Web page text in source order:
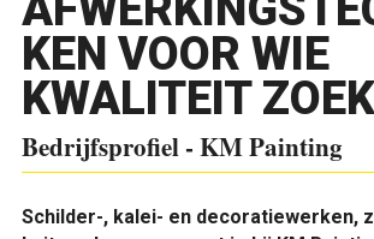
KEN VOOR WIE
KWALITEIT
Bedrijfsprofiel - KM Painting
Schilder-, kalei- en decoratiewerken,